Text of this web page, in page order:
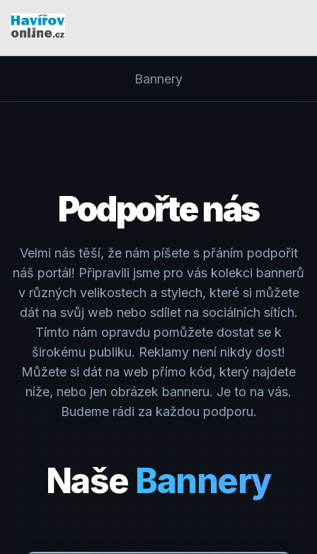
Bannery
Podpořtenás
Velmi nás těší, že nám píšete s přáním podpořit
náš portál! Připravili jsme pro vás kolekci bannerů
v různých velikostech a stylech, které si můžete
dát na svůj web nebo sdílet na sociálních sítích.
Tímto nám opravdu pomůžete dostat se k
širokému publiku. Reklamy není nikdy dost!
Můžete si dát na web přímo kód, který najdete
níže, nebo jen obrázek banneru. Je to na vás.
Budeme rádi za každou podporu.
Naše Bannery